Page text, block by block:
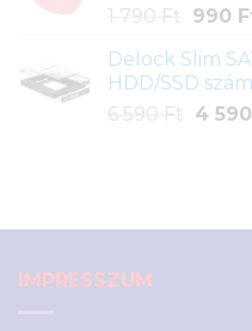
1 790 Ft
was:
1
790 Ft.
990
Delock Slim
HDD/SSD
6 590 Ft 4 590
IMPRESSZUM